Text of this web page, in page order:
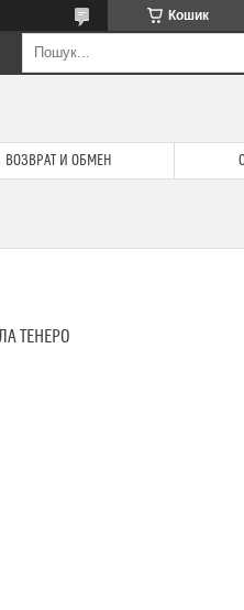
Кошик
ВОЗВРАТ И ОБМЕН
ТЕНЕРО